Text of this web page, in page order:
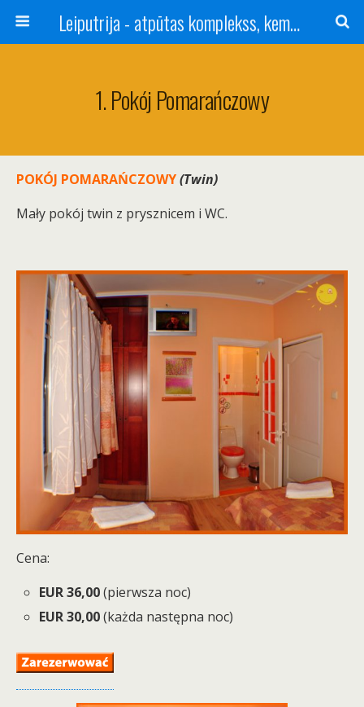
Leiputrija - atpūtas komplekss, kempings, viesu nams pie Rīgas / Camping, caravan site, bed and breakfast near Riga / Camping, caravanas, bungalows Letonia / Campingplatz, Caravanpark, Zimmer in Lettland / Kемпинг и гостевой дом к Риги
1. Pokój Pomarańczowy
POKÓJ POMARAŃCZOWY(Twin)
Mały pokój twin z prysznicem i WC.
Cena:
EUR 36,00 (pierwsza noc)
EUR 30,00 (każda następna noc)